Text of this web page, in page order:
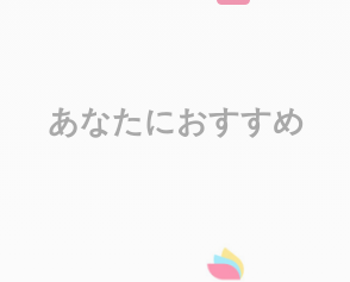
あなたにおすすめ